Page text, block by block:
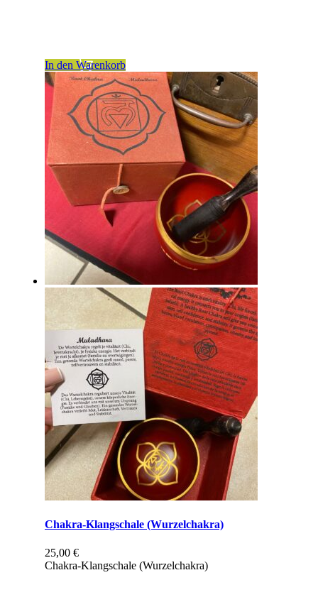
In den Warenkorb
Chakra-Klangschale (Wurzelchakra)
25,00 €
Chakra-Klangschale (Wurzelchakra)